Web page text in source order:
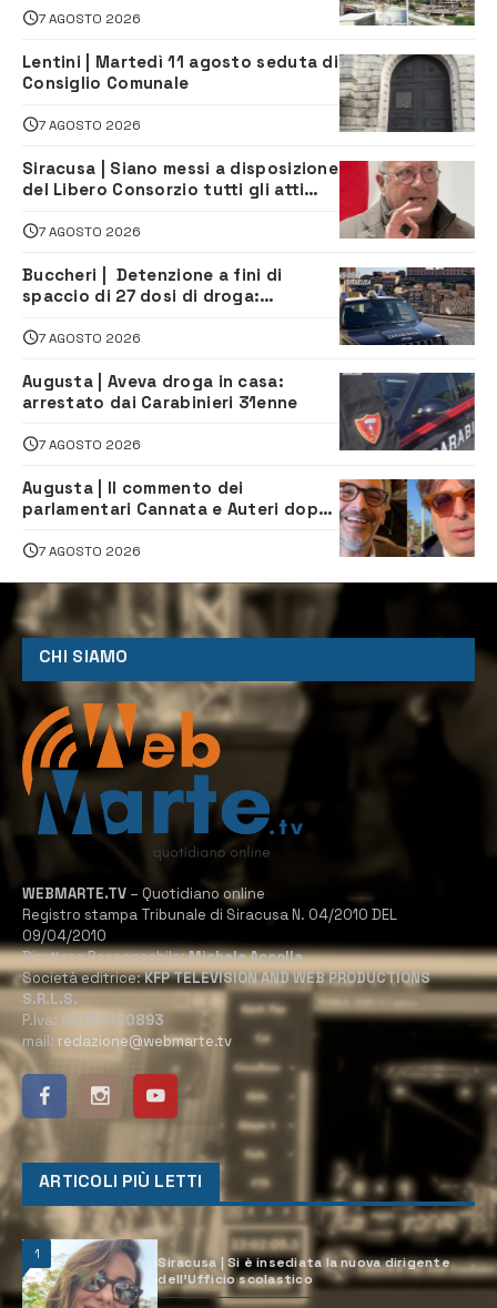
7 AGOSTO 2026
Lentini | Martedì 11 agosto seduta di
Consiglio Comunale
7 AGOSTO 2026
Siracusa | Siano messi a disposizione
del Libero Consorzio tutti gli atti
7 AGOSTO 2026
Buccheri | Detenzione a fini di
spaccio di 27 dosi di droga:
7 AGOSTO 2026
Augusta | Aveva droga in casa:
arrestato dai Carabinieri 31enne
7 AGOSTO 2026
Augusta | Il commento dei
parlamentari Cannata e Auteri dopo
depuratore
7 AGOSTO 2026
CHI SIAMO
WEBMARTE.TV – Quotidiano online
Registro stampa Tribunale di Siracusa N. 04/2010 DEL
09/04/2010
Direttore Responsabile:Michele Accolla
Società editrice:KFP TELEVISION AND WEB PRODUCTIONS
S.R.L.S.
P.Iva: 02184950893
mail: redazione@webmarte.tv
ARTICOLI PIÙ LETTI
1
Siracusa | Si è insediata la nuova dirigente
dell’Ufficio scolastico